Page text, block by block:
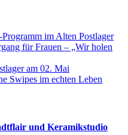
im Alten Postlager
für Frauen – „Wir holen
am 02. Mai
Swipes im echten Leben
und Keramikstudio